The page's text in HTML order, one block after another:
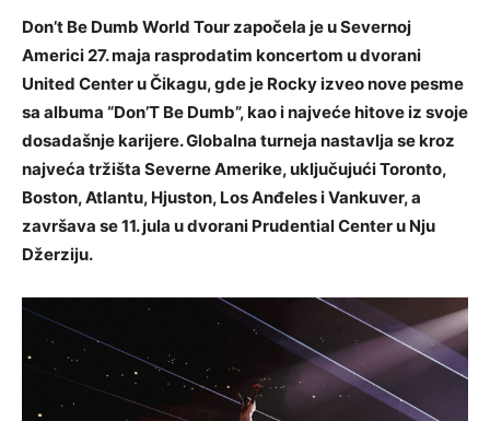
Don’t Be Dumb World Tour započela je u Severnoj
Americi 27. maja rasprodatim koncertom u dvorani
United Center u Čikagu, gde je Rocky izveo nove pesme
sa albuma “Don’T Be Dumb”, kao i najveće hitove iz svoje
dosadašnje karijere. Globalna turneja nastavlja se kroz
najveća tržišta Severne Amerike, uključujući Toronto,
Boston, Atlantu, Hjuston, Los Anđeles i Vankuver, a
završava se 11. jula u dvorani Prudential Center u Nju
Džerziju.